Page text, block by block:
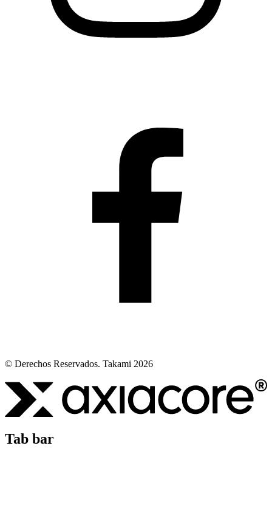
© Derechos Reservados. Takami 2026
Tab bar